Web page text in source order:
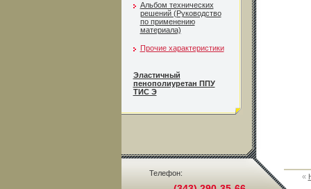
Альбом технических
решений (Руководство
по применению
материала)
Прочие характеристики
Эластичный
пенополиуретан ППУ
ТИС Э
Телефон: «